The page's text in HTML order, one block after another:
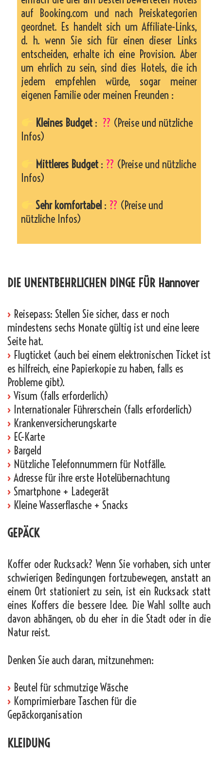
auf Booking.com und nach Preiskategorien
geordnet. Es handelt sich um Affiliate-Links,
d. h. wenn Sie sich für einen dieser Links
entscheiden, erhalte ich eine Provision. Aber
um ehrlich zu sein, sind dies Hotels, die ich
jedem empfehlen würde, sogar meiner
eigenen Familie oder meinen Freunden :
Kleines Budget : ?? (Preise und nützliche
Infos)
Mittleres Budget : ?? (Preise und nützliche
Infos)
Sehr komfortabel : ?? (Preise und
nützliche Infos)
DIE UNENTBEHRLICHEN DINGE FÜR Hannover
› Reisepass: Stellen Sie sicher, dass er noch
mindestens sechs Monate gültig ist und eine leere
Seite hat.
› Flugticket (auch bei einem elektronischen Ticket ist
es hilfreich, eine Papierkopie zu haben, falls es
Probleme gibt).
› Visum (falls erforderlich)
› Internationaler Führerschein (falls erforderlich)
› Krankenversicherungskarte
› EC-Karte
› Bargeld
› Nützliche Telefonnummern für Notfälle.
› Adresse für ihre erste Hotelübernachtung
› Smartphone + Ladegerät
› Kleine Wasserflasche + Snacks
GEPÄCK
Koffer oder Rucksack? Wenn Sie vorhaben, sich unter
schwierigen Bedingungen fortzubewegen, anstatt an
einem Ort stationiert zu sein, ist ein Rucksack statt
eines Koffers die bessere Idee. Die Wahl sollte auch
davon abhängen, ob du eher in die Stadt oder in die
Natur reist.
Denken Sie auch daran, mitzunehmen:
› Beutel für schmutzige Wäsche
› Komprimierbare Taschen für die
Gepäckorganisation
KLEIDUNG